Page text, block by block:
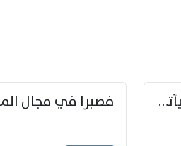
ستبدي لك الأيام ما كنت جاهلا … ويأتيك بالأخبار من لم تزوّد